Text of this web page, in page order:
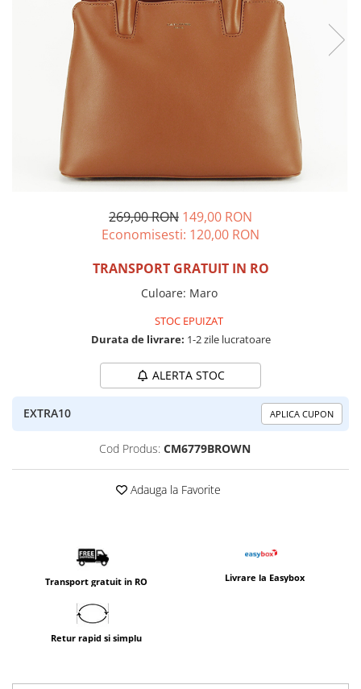
Incaltamine primavara-vara piele
Imbracaminte
Camasi si topuri
Blugi si pantaloni
Pulovere si cardigane
Incaltaminte toamna-iarna piele
269,00 RON 149,00 RON
Economisesti: 120,00 RON
TRANSPORT GRATUIT IN RO
Culoare: Maro
STOC EPUIZAT
Durata de livrare: 1-2 zile lucratoare
ALERTA STOC
EXTRA10 APLICA CUPON
Cod Produs: CM6779BROWN
Adauga la Favorite
Transport gratuit in RO Livrare la Easybox
Retur rapid si simplu